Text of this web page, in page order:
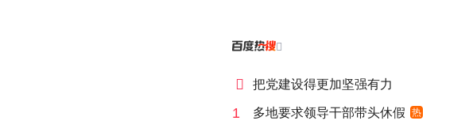

 把党建设得更加坚强有力
1 多地要求领导干部带头休假 热